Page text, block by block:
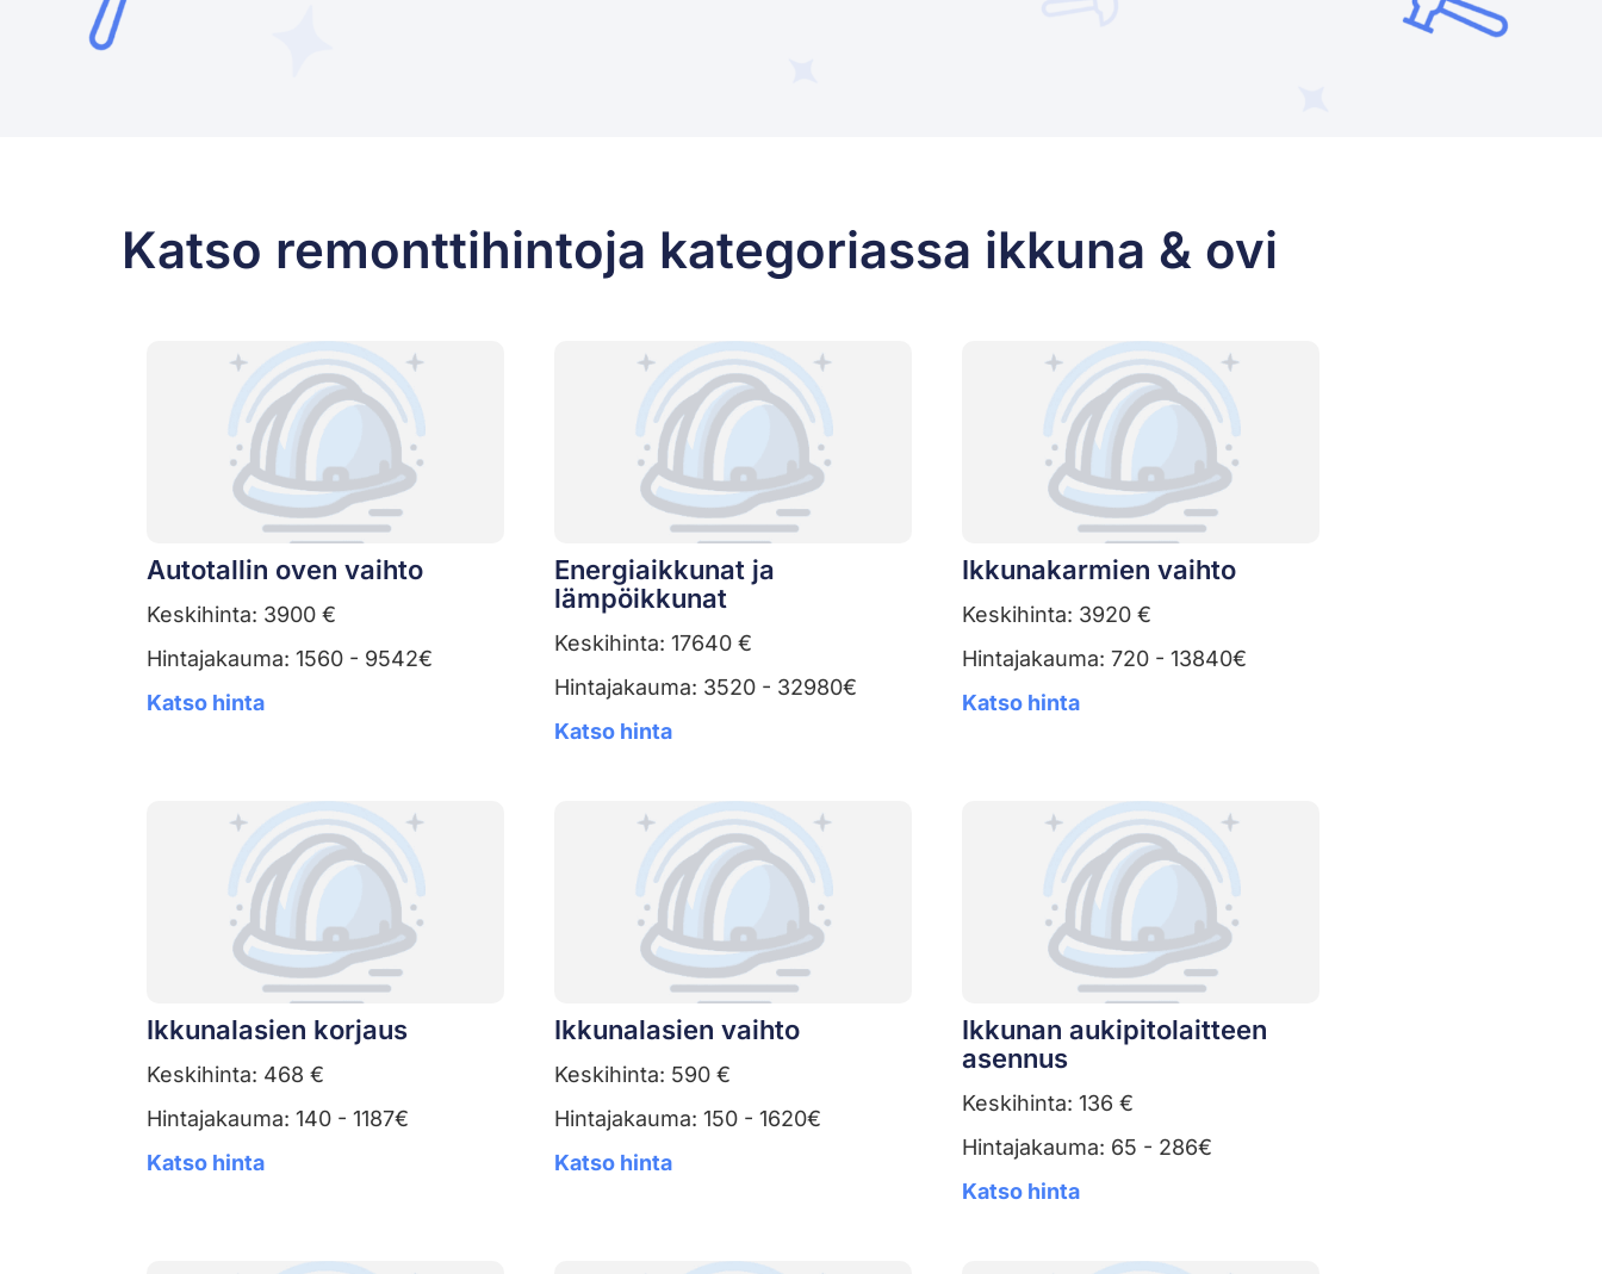
Katso remonttihintoja kategoriassa ikkuna & ovi
Autotallin oven vaihto
Keskihinta: 3900 €
Hintajakauma: 1560 - 9542€
Katso hinta
Energiaikkunat ja
lämpöikkunat
Keskihinta: 17640 €
Hintajakauma: 3520 - 32980€
Katso hinta
Ikkunakarmien vaihto
Keskihinta: 3920 €
Hintajakauma: 720 - 13840€
Katso hinta
Ikkunalasien korjaus
Keskihinta: 468 €
Hintajakauma: 140 - 1187€
Katso hinta
Ikkunalasien vaihto
Keskihinta: 590 €
Hintajakauma: 150 - 1620€
Katso hinta
Ikkunan aukipitolaitteen
asennus
Keskihinta: 136 €
Hintajakauma: 65 - 286€
Katso hinta